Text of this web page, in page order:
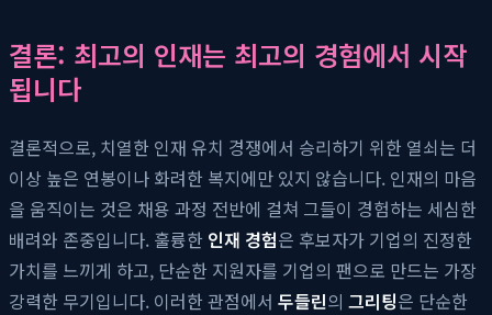
결론: 최고의 인재는 최고의 경험에서 시작
됩니다
결론적으로, 치열한 인재 유치 경쟁에서 승리하기 위한 열쇠는 더
이상 높은 연봉이나 화려한 복지에만 있지 않습니다. 인재의 마음
을 움직이는 것은 채용 과정 전반에 걸쳐 그들이 경험하는 세심한
배려와 존중입니다. 훌륭한 인재 경험은 후보자가 기업의 진정한
가치를 느끼게 하고, 단순한 지원자를 기업의 팬으로 만드는 가장
강력한 무기입니다. 이러한 관점에서 두들린의 그리팅은 단순한